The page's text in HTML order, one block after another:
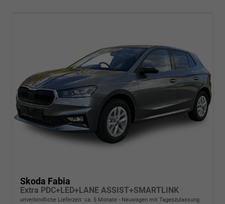
Skoda Fabia
Extra PDC+LED+LANE ASSIST+SMARTLINK
unverbindliche Lieferzeit: ca. 5 Monate Neuwagen mit Tageszulassung